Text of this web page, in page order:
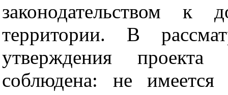
законодательством к
территории. В
утверждения
соблюдена: не имеется